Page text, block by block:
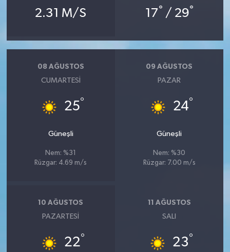
2.31 M/S 17° / 29°
08 AĞUSTOS
CUMARTESI
25°
Güneşli
Nem: %31
Rüzgar: 4.69 m/s
09 AĞUSTOS
PAZAR
24°
Güneşli
Nem: %30
Rüzgar: 7.00 m/s
10 AĞUSTOS
PAZARTESI
22°
11 AĞUSTOS
SALI
23°